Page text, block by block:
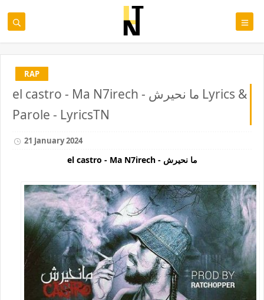
RAP
el castro - Ma N7irech - ما نحيرش Lyrics &
Parole - LyricsTN
21 January 2024
el castro - Ma N7irech - ما نحيرش